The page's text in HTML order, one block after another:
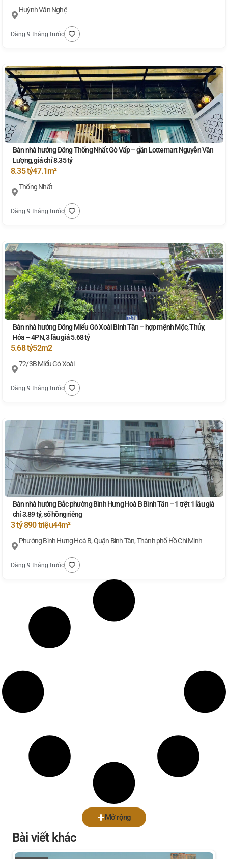
Huỳnh Văn Nghệ
Đăng 9 tháng trước
Bán nhà hướng Đông Thống Nhất Gò Vấp – gần Lottemart Nguyễn Văn
Lượng, giá chỉ 8.35 tỷ
8.35 tỷ47.1m²
Thống Nhất
Đăng 9 tháng trước
Bán nhà hướng Đông Miếu Gò Xoài Bình Tân – hợp mệnh Mộc, Thủy,
Hỏa – 4PN, 3 lầu giá 5.68 tỷ
5.68 tỷ52m2
72/3B Miếu Gò Xoài
Đăng 9 tháng trước
Bán nhà hướng Bắc phường Bình Hưng Hoà B Bình Tân – 1 trệt 1 lầu giá
chỉ 3.89 tỷ, sổ hồng riêng
3 tỷ 890 triệu44m²
Phường Bình Hưng Hoà B, Quận Bình Tân, Thành phố Hồ Chí Minh
Đăng 9 tháng trước
Mở rộng
Bài viết khác